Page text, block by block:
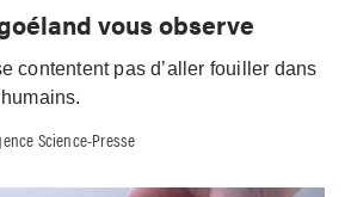
vous observe
contentent pas d’aller fouiller dans
Science-Presse